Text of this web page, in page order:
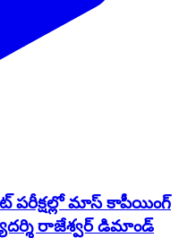
మాస్ కాపీయింగ్
రాజేశ్వర్ డిమాండ్